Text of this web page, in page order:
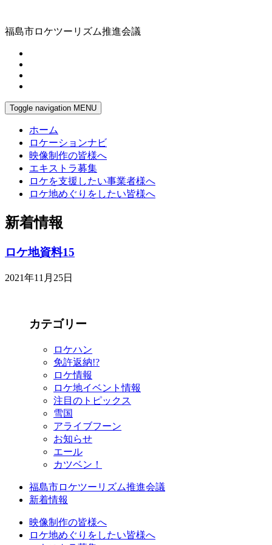
福島市ロケツーリズム推進会議
Toggle navigation MENU
ホーム
ロケーションナビ
映像制作の皆様へ
エキストラ募集
ロケを支援したい事業者様へ
ロケ地めぐりをしたい皆様へ
新着情報
ロケ地資料15
2021年11月25日
カテゴリー
ロケハン
免許返納!?
ロケ情報
ロケ地イベント情報
注目のトピックス
雪国
アライブフーン
お知らせ
エール
カツベン！
福島市ロケツーリズム推進会議
新着情報
映像制作の皆様へ
ロケ地めぐりをしたい皆様へ